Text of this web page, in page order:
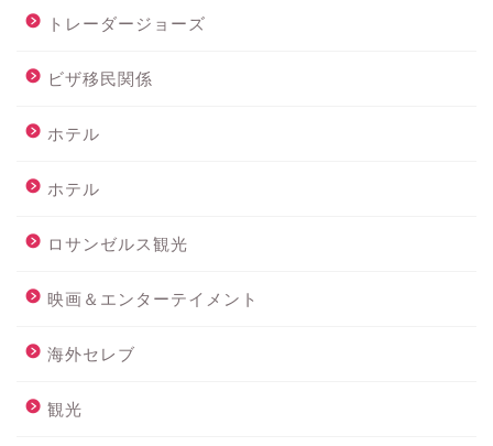
トレーダージョーズ
ビザ移民関係
ホテル
ホテル
ロサンゼルス観光
映画＆エンターテイメント
海外セレブ
観光